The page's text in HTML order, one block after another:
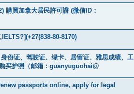
買加拿大居民許可證 (微信ID：
80-8170)
份证、驾驶证、绿卡、居留证、雅思成绩、工
买护照（邮箱：guanyuguohai@
passports online, apply for legal